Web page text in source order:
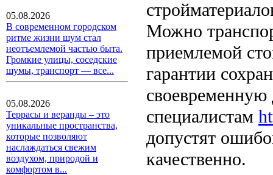
05.08.2026
В современном городском
ритме жизни шум стал
неотъемлемой частью быта.
Громкие улицы, соседские
шумы, транспорт — все...
05.08.2026
Террасы и веранды – это
уникальные пространства,
которые позволяют
наслаждаться свежим
воздухом, природой и
комфортом в...
Можно
приемлемой
гарантии
специалистам
допустят
качественно.